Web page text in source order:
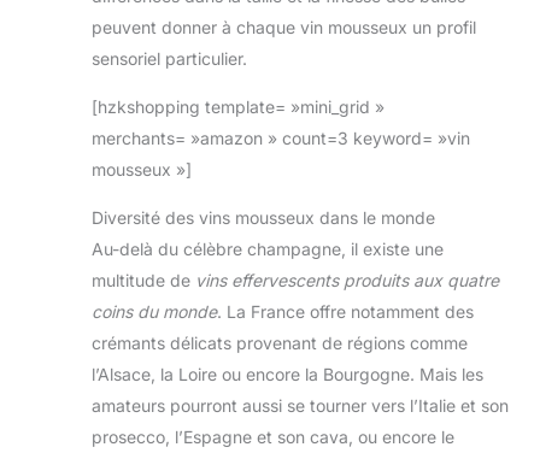
peuvent donner à chaque vin mousseux un profil
sensoriel particulier.
[hzkshopping template= »mini_grid »
merchants= »amazon » count=3 keyword= »vin
mousseux »]
Diversité des vins mousseux dans le monde
Au-delà du célèbre champagne, il existe une
multitude de vins effervescents produits aux quatre
coins du monde. La France offre notamment des
crémants délicats provenant de régions comme
l’Alsace, la Loire ou encore la Bourgogne. Mais les
amateurs pourront aussi se tourner vers l’Italie et son
prosecco, l’Espagne et son cava, ou encore le